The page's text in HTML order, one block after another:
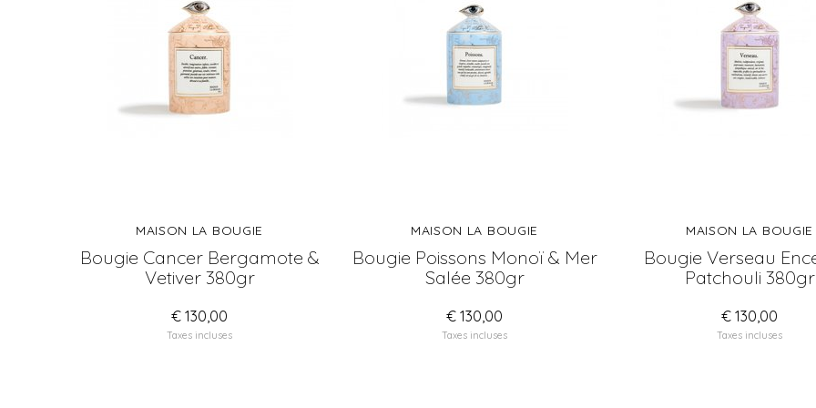
MAISON LA BOUGIE
Bougie Cancer Bergamote &
Vetiver 380gr
€ 130,00
Taxes incluses
MAISON LA BOUGIE
Bougie Poissons Monoï & Mer
Salée 380gr
€ 130,00
Taxes incluses
MAISON LA BOUGIE
Bougie Verseau
Patchouli 380gr
€ 130,00
Taxes incluses